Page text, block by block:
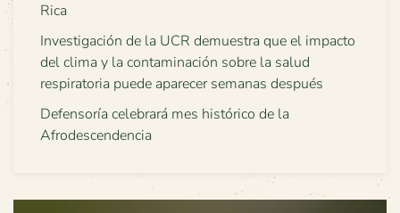
Rica
Investigación de la UCR demuestra que el impacto
del clima y la contaminación sobre la salud
respiratoria puede aparecer semanas después
Defensoría celebrará mes histórico de la
Afrodescendencia